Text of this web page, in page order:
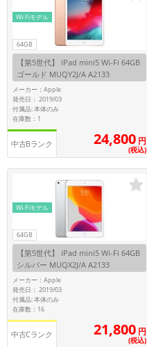
64GB
Wi-Fiモデル
【第5世代】 iPad mini5 Wi-Fi 64GB
ゴールド MUQY2J/A A2133
メーカー：Apple
発売日： 2019/03
付属品: 本体のみ
在庫数：1
中古Bランク 24,800 円
(税込)
64GB
Wi-Fiモデル
【第5世代】 iPad mini5 Wi-Fi 64GB
シルバー MUQX2J/A A2133
メーカー：Apple
発売日： 2019/03
付属品: 本体のみ
在庫数：16
中古Cランク 21,800 円
(税込)
商品ジャンルの絞り込み
「スマートフォン」「タブレット」など
シリーズ
商品シリーズ名・ブランド名の絞り込み。
「iPhone」「Xperia」「Galaxy」など
メーカー
製造、販売メーカーの絞り込み
「Apple」「SONY」「SHARP」など
機能・特徴
商品の搭載機能による絞り込み
「5G対応」「防水」「ワンセグ」など
ドライブの絞り込み
ランク
商品状態の絞り込み
「新品」「未使用」「中古」など
CPU
CPUの絞り込み
OSの絞り込み